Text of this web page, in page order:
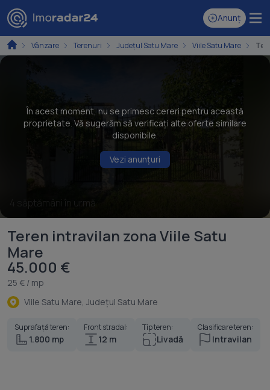
Anunț
Vânzare Terenuri Județul Satu Mare Viile Satu Mare
În acest moment, nu se primesc cereri pentru această
proprietate. Vă sugerăm să verificați alte oferte similare
disponibile.
Vezi anunțuri
4 săptămâni în urmă
Teren intravilan zona Viile Satu
Mare
45.000 €
25 € / mp
Viile Satu Mare, Judeţul Satu Mare
Suprafață teren:
1.800 mp
Front stradal:
12 m
Tip teren:
Livadă
Clasificare teren:
Intravilan